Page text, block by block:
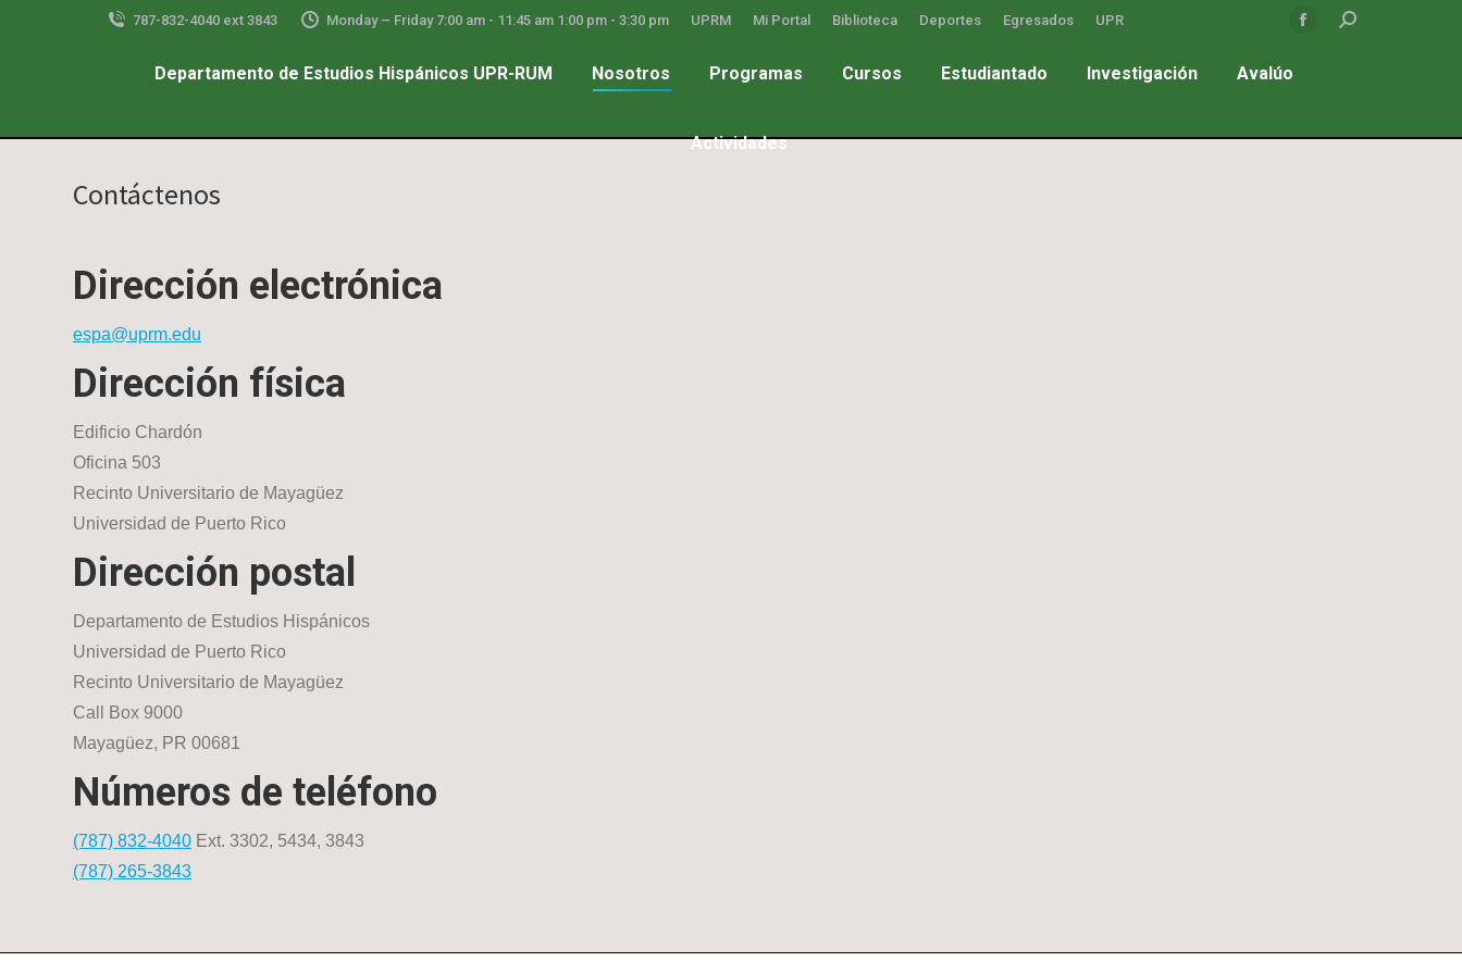
787-832-4040 ext 3843 Monday – Friday 7:00 am - 11:45 am 1:00 pm - 3:30 pm UPRM Mi Portal Biblioteca Deportes Egresados UPR
Facebook
new
Search:
Departamento de Estudios Hispánicos UPR-RUM Nosotros Programas Cursos Estudiantado Investigación Avalúo
Actividades
Contáctenos
Dirección electrónica
espa@uprm.edu
Dirección física
Edificio Chardón
Oficina 503
Recinto Universitario de Mayagüez
Universidad de Puerto Rico
Dirección postal
Departamento de Estudios Hispánicos
Universidad de Puerto Rico
Recinto Universitario de Mayagüez
Call Box 9000
Mayagüez, PR 00681
Números de teléfono
(787) 832-4040 Ext. 3302, 5434, 3843
(787) 265-3843